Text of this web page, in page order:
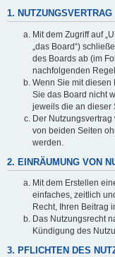
1. NUTZUNGSVERTRAG
Mit dem Zugriff auf
„das Board“)
des Boards ab (im
nachfolgenden
Wenn Sie mit diesen
Sie das Board nicht
jeweils die an dieser
Der
von beiden Seiten
werden.
2. EINRÄUMUNG VON
Mit dem Erstellen
einfaches, zeitlich
Recht, Ihren Beitrag
Das Nutzungsrecht
Kündigung des
3. PFLICHTEN DES